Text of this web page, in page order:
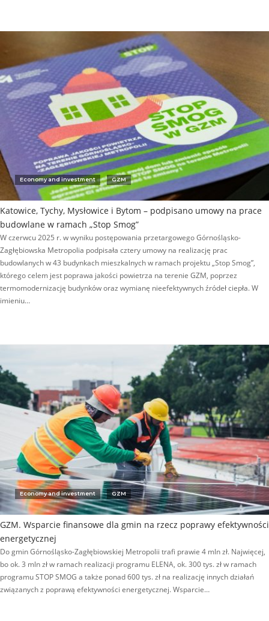
Economy and investment GZM
Katowice, Tychy, Mysłowice i Bytom – podpisano umowy na prace
budowlane w ramach „Stop Smog”
W czerwcu 2025 r. w wyniku postępowania przetargowego Górnośląsko-
Zagłębiowska Metropolia podpisała cztery umowy na realizację prac
budowlanych w 43 budynkach mieszkalnych w ramach projektu „Stop Smog”,
którego celem jest poprawa jakości powietrza na terenie GZM, poprzez
termomodernizację budynków oraz wymianę nieefektywnych źródeł ciepła. W
imieniu…
Economy and investment GZM
GZM. Wsparcie finansowe dla gmin na rzecz poprawy efektywności
energetycznej
Do gmin Górnośląsko-Zagłębiowskiej Metropolii trafi prawie 4 mln zł. Najwięcej,
bo ok. 3 mln zł w ramach realizacji programu ELENA, ok. 300 tys. zł w ramach
programu STOP SMOG a także ponad 600 tys. zł na realizację innych działań
związanych z poprawą efektywności energetycznej. Wsparcie…